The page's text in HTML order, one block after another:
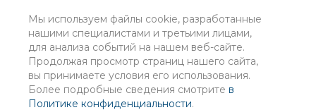
Мы используем файлы cookie, разработанные
нашими специалистами и третьими лицами,
для анализа событий на нашем веб-сайте.
Продолжая просмотр страниц нашего сайта,
вы принимаете условия его использования.
Более подробные сведения смотрите в
Политике конфиденциальности.